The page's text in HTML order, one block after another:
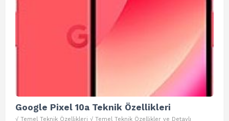
Google Pixel 10a Teknik Özellikleri
√ Temel Teknik Özellikleri √ Temel Teknik Özellikler ve Detaylı